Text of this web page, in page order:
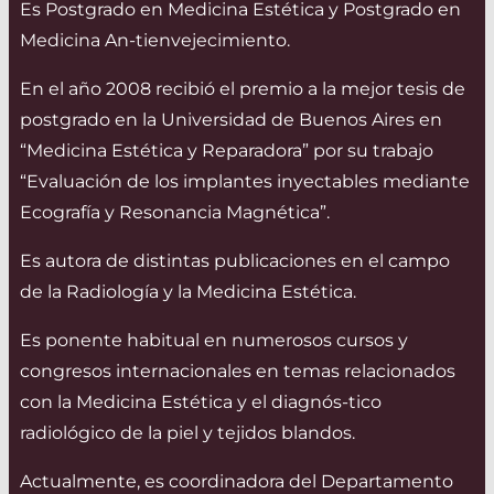
Es Postgrado en Medicina Estética y Postgrado en
Medicina An-tienvejecimiento.
En el año 2008 recibió el premio a la mejor tesis de
postgrado en la Universidad de Buenos Aires en
“Medicina Estética y Reparadora” por su trabajo
“Evaluación de los implantes inyectables mediante
Ecografía y Resonancia Magnética”.
Es autora de distintas publicaciones en el campo
de la Radiología y la Medicina Estética.
Es ponente habitual en numerosos cursos y
congresos internacionales en temas relacionados
con la Medicina Estética y el diagnós-tico
radiológico de la piel y tejidos blandos.
Actualmente, es coordinadora del Departamento